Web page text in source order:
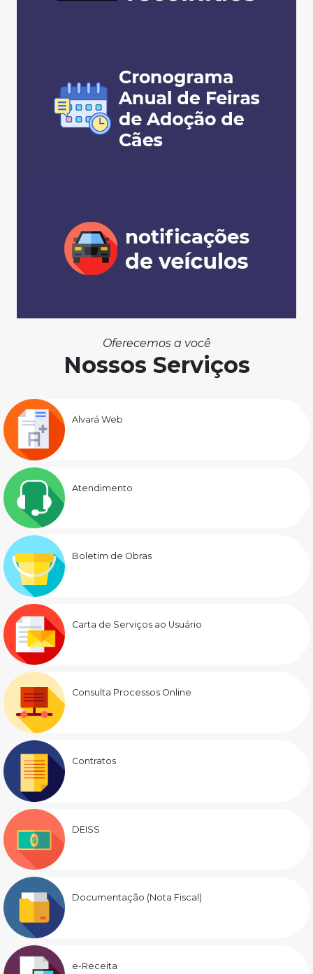
Oferecemos a você
Nossos Serviços
Alvará Web
Atendimento
Boletim de Obras
Carta de Serviços ao Usuário
Consulta Processos Online
Contratos
DEISS
Documentação (Nota Fiscal)
e-Receita